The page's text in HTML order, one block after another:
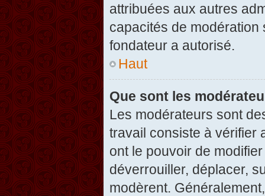
attribuées aux autres
capacités de modération
fondateur a autorisé.
Haut
Que sont les
Les modérateurs sont
travail consiste à vérifier
ont le pouvoir de
déverrouiller, déplacer,
modèrent.